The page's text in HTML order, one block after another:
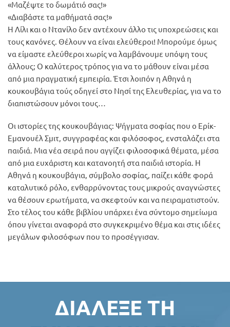
«Μαζέψτε το δωμάτιό σας!»
«Διαβάστε τα μαθήματά σας!»
Η Λίλι και ο Ντανίλο δεν αντέχουν άλλο τις υποχρεώσεις και
τους κανόνες. Θέλουν να είναι ελεύθεροι! Μπορούμε όμως
να είμαστε ελεύθεροι χωρίς να λαμβάνουμε υπόψη τους
άλλους; Ο καλύτερος τρόπος για να το μάθουν είναι μέσα
από μια πραγματική εμπειρία. Έτσι λοιπόν η Αθηνά η
κουκουβάγια τούς οδηγεί στο Νησί της Ελευθερίας, για να το
διαπιστώσουν μόνοι τους…
Οι ιστορίες της κουκουβάγιας: Ψήγματα σοφίας που ο Ερίκ-
Εμανουέλ Σμιτ, συγγραφέας και φιλόσοφος, ενσταλάζει στα
παιδιά. Μια νέα σειρά που αγγίζει φιλοσοφικά θέματα, μέσα
από μια ευχάριστη και κατανοητή στα παιδιά ιστορία. Η
Αθηνά η κουκουβάγια, σύμβολο σοφίας, παίζει κάθε φορά
καταλυτικό ρόλο, ενθαρρύνοντας τους μικρούς αναγνώστες
να θέσουν ερωτήματα, να σκεφτούν και να πειραματιστούν.
Στο τέλος του κάθε βιβλίου υπάρχει ένα σύντομο σημείωμα
όπου γίνεται αναφορά στο συγκεκριμένο θέμα και στις ιδέες
μεγάλων φιλοσόφων που το προσέγγισαν.
ΔΙΆΛΕΞΕ ΤΗ